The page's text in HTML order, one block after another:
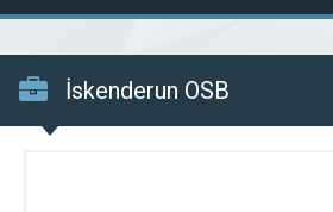
İskenderun OSB